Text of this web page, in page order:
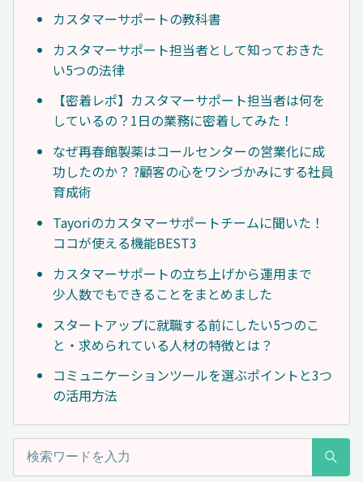
カスタマーサポートの教科書
カスタマーサポート担当者として知っておきた
い5つの法律
【密着レポ】カスタマーサポート担当者は何を
しているの？1日の業務に密着してみた！
なぜ再春館製薬はコールセンターの営業化に成
功したのか？ ?顧客の心をワシづかみにする社員
育成術
Tayoriのカスタマーサポートチームに聞いた！
ココが使える機能BEST3
カスタマーサポートの立ち上げから運用まで
少人数でもできることをまとめました
スタートアップに就職する前にしたい5つのこ
と・求められている人材の特徴とは？
コミュニケーションツールを選ぶポイントと3つ
の活用方法